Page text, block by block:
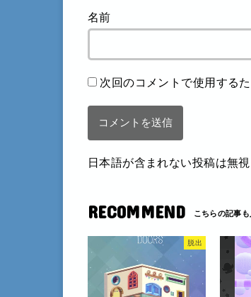
名前
次回のコメントで使用する
日本語が含まれない投稿は無
RECOMMEND
脱出